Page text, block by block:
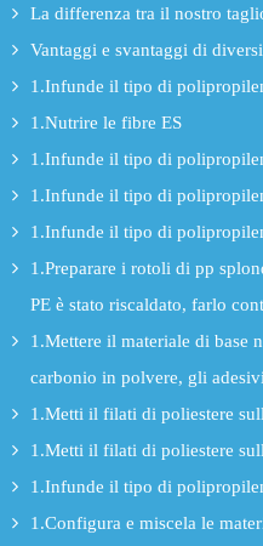
La differenza tra il nostro
Vantaggi e svantaggi di
1.Infunde il tipo di
1.Nutrire le fibre ES
1.Infunde il tipo di
1.Infunde il tipo di
1.Infunde il tipo di
1.Preparare i rotoli di pp
PE è stato riscaldato, farlo
1.Mettere il materiale di base
carbonio in polvere, gli
1.Metti il filati di poliestere
1.Metti il filati di poliestere
1.Infunde il tipo di
1.Configura e miscela le